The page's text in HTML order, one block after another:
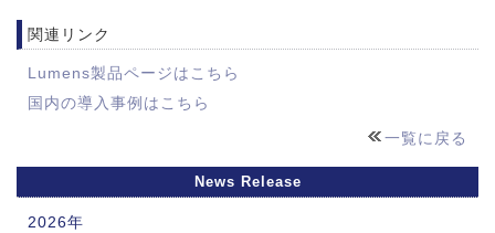
関連リンク
Lumens製品ページはこちら
国内の導入事例はこちら
一覧に戻る
News Release
2026年